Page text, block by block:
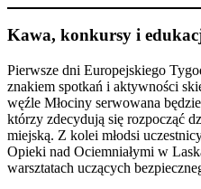
Kawa, konkursy i
Pierwsze dni Europejskiego
znakiem spotkań i aktywności
węźle Młociny serwowana
którzy zdecydują się rozpocząć
miejską. Z kolei młodsi
Opieki nad Ociemniałymi w
warsztatach uczących